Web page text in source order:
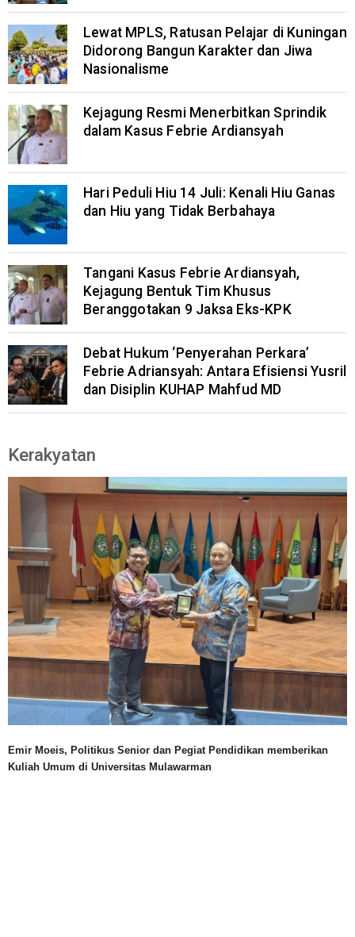
Lewat MPLS, Ratusan Pelajar di Kuningan
Didorong Bangun Karakter dan Jiwa
Nasionalisme
Kejagung Resmi Menerbitkan Sprindik
dalam Kasus Febrie Ardiansyah
Hari Peduli Hiu 14 Juli: Kenali Hiu Ganas
dan Hiu yang Tidak Berbahaya
Tangani Kasus Febrie Ardiansyah,
Kejagung Bentuk Tim Khusus
Beranggotakan 9 Jaksa Eks-KPK
Debat Hukum ‘Penyerahan Perkara’
Febrie Adriansyah: Antara Efisiensi Yusril
dan Disiplin KUHAP Mahfud MD
Kerakyatan
Emir Moeis, Politikus Senior dan Pegiat Pendidikan memberikan
Kuliah Umum di Universitas Mulawarman